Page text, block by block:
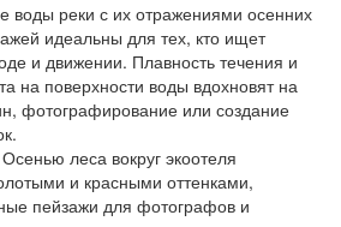
воды реки с их отражениями осенних
идеальны для тех, кто ищет
и движении. Плавность течения и
на поверхности воды вдохновят на
фотографирование или создание
леса вокруг экоотеля
и красными оттенками,
пейзажи для фотографов и